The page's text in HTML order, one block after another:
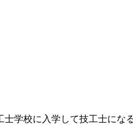
士学校に入学して技工士にな